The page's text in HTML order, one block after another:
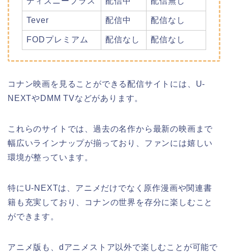
Tever 配信中 配信なし
FODプレミアム 配信なし 配信なし
コナン映画を見ることができる配信サイトには、U-
NEXTやDMM TVなどがあります。
これらのサイトでは、過去の名作から最新の映画まで
幅広いラインナップが揃っており、ファンには嬉しい
環境が整っています。
特にU-NEXTは、アニメだけでなく原作漫画や関連書
籍も充実しており、コナンの世界を存分に楽しむこと
ができます。
アニメ版も、dアニメストア以外で楽しむことが可能で